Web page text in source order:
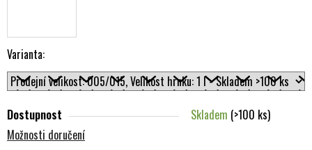
Varianta:
Dostupnost Skladem (>100 ks)
Možnosti doručení